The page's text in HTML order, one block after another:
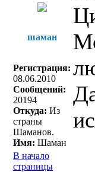
шаман
Регистрация:
08.06.2010
Сообщений:
20194
Откуда: Из
страны
Шаманов.
Имя: Шаман
В начало
страницы